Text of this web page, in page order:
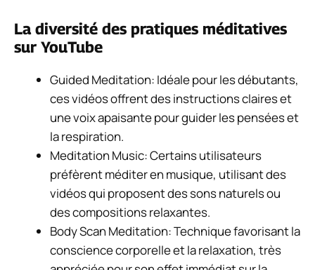
La diversité des pratiques méditatives
sur YouTube
Guided Meditation: Idéale pour les débutants,
ces vidéos offrent des instructions claires et
une voix apaisante pour guider les pensées et
la respiration.
Meditation Music: Certains utilisateurs
préfèrent méditer en musique, utilisant des
vidéos qui proposent des sons naturels ou
des compositions relaxantes.
Body Scan Meditation: Technique favorisant la
conscience corporelle et la relaxation, très